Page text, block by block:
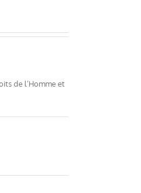
de l’Homme et